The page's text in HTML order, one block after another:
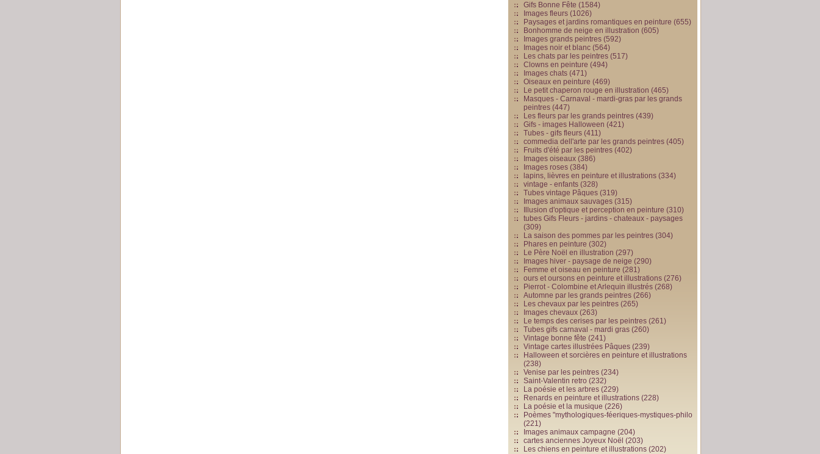
Gifs Bonne Fête (1584)
Images fleurs (1026)
Paysages et jardins romantiques en peinture (655)
Bonhomme de neige en illustration (605)
Images grands peintres (592)
Images noir et blanc (564)
Les chats par les peintres (517)
Clowns en peinture (494)
Images chats (471)
Oiseaux en peinture (469)
Le petit chaperon rouge en illustration (465)
Masques - Carnaval - mardi-gras par les grands
peintres (447)
Les fleurs par les grands peintres (439)
Gifs - images Halloween (421)
Tubes - gifs fleurs (411)
commedia dell'arte par les grands peintres (405)
Fruits d'été par les peintres (402)
Images oiseaux (386)
Images roses (384)
lapins, lièvres en peinture et illustrations (334)
vintage - enfants (328)
Tubes vintage Pâques (319)
Images animaux sauvages (315)
Illusion d'optique et perception en peinture (310)
tubes Gifs Fleurs - jardins - chateaux - paysages
(309)
La saison des pommes par les peintres (304)
Phares en peinture (302)
Le Père Noël en illustration (297)
Images hiver - paysage de neige (290)
Femme et oiseau en peinture (281)
ours et oursons en peinture et illustrations (276)
Pierrot - Colombine et Arlequin illustrés (268)
Automne par les grands peintres (266)
Les chevaux par les peintres (265)
Images chevaux (263)
Le temps des cerises par les peintres (261)
Tubes gifs carnaval - mardi gras (260)
Vintage bonne fête (241)
Vintage cartes illustrées Pâques (239)
Halloween et sorcières en peinture et illustrations
(238)
Venise par les peintres (234)
Saint-Valentin retro (232)
La poésie et les arbres (229)
Renards en peinture et illustrations (228)
La poésie et la musique (226)
Poèmes "mythologiques-féeriques-mystiques-philo
(221)
Images animaux campagne (204)
cartes anciennes Joyeux Noël (203)
Les chiens en peinture et illustrations (202)